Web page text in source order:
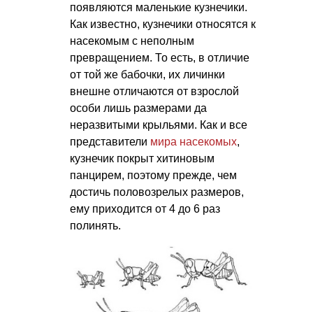
появляются маленькие кузнечики.
Как известно, кузнечики относятся к
насекомым с неполным
превращением. То есть, в отличие
от той же бабочки, их личинки
внешне отличаются от взрослой
особи лишь размерами да
неразвитыми крыльями. Как и все
представители мира насекомых,
кузнечик покрыт хитиновым
панцирем, поэтому прежде, чем
достичь половозрелых размеров,
ему приходится от 4 до 6 раз
полинять.